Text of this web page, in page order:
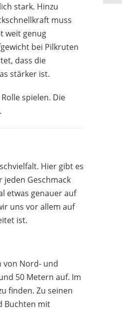
€
stark. Hinzu
muss
weit genug
bei Pilkruten
dass die
stärker ist.
spielen. Die
Hier gibt es
Geschmack
etwas genauer auf
uns vor allem auf
ist.
von Nord- und
50 Metern auf. Im
finden. Zu seinen
Buchten mit